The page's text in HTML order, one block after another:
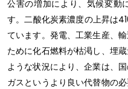
公害の増加により、気候変動
す。二酸化炭素濃度の上昇は
ています。発電、工業生産、
ために化石燃料が枯渇し、埋
ような状況により、企業は、
ガスというより良い代替物の